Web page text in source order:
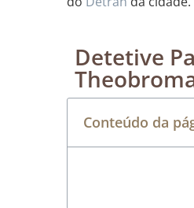
Detetive
Conteúdo da